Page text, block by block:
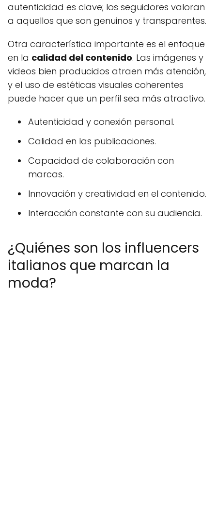
autenticidad es clave; los seguidores valoran
a aquellos que son genuinos y transparentes.
Otra característica importante es el enfoque
en la calidad del contenido. Las imágenes y
videos bien producidos atraen más atención,
y el uso de estéticas visuales coherentes
puede hacer que un perfil sea más atractivo.
Autenticidad y conexión personal.
Calidad en las publicaciones.
Capacidad de colaboración con
marcas.
Innovación y creatividad en el contenido.
Interacción constante con su audiencia.
¿Quiénes son los influencers
italianos que marcan la
moda?